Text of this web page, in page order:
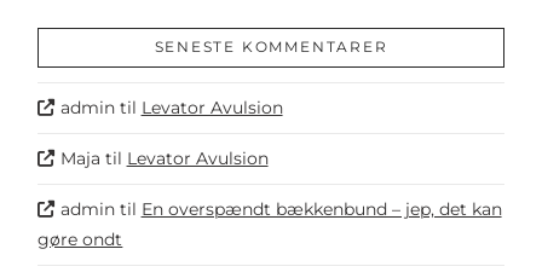
SENESTE KOMMENTARER
admintil Levator Avulsion
Maja til Levator Avulsion
admintil En overspændt bækkenbund – jep, det kan
gøre ondt